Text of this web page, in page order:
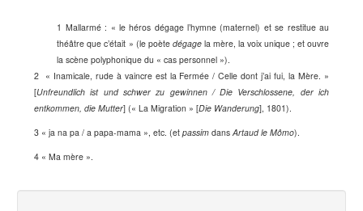
1 Mallarmé : « le héros dégage l’hymne (maternel) et se restitue au
théâtre que c’était » (le poète dégage la mère, la voix unique ; et ouvre
la scène polyphonique du « cas personnel »).
2 « Inamicale, rude à vaincre est la Fermée / Celle dont j’ai fui, la Mère. »
[Unfreundlich ist und schwer zu gewinnen / Die Verschlossene, der ich
entkommen, die Mutter] (« La Migration » [Die Wanderung], 1801).
3 « ja na pa / a papa-mama », etc. (et passim dans Artaud le Mômo).
4 « Ma mère ».